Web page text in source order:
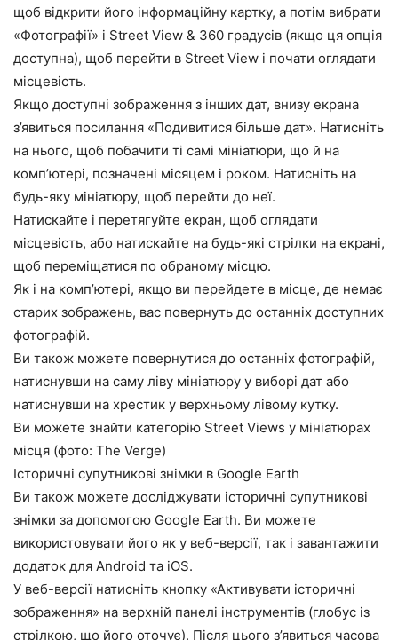
щоб відкрити його інформаційну картку, а потім вибрати
«Фотографії» і Street View & 360 градусів (якщо ця опція
доступна), щоб перейти в Street View і почати оглядати
місцевість.
Якщо доступні зображення з інших дат, внизу екрана
з’явиться посилання «Подивитися більше дат». Натисніть
на нього, щоб побачити ті самі мініатюри, що й на
комп’ютері, позначені місяцем і роком. Натисніть на
будь-яку мініатюру, щоб перейти до неї.
Натискайте і перетягуйте екран, щоб оглядати
місцевість, або натискайте на будь-які стрілки на екрані,
щоб переміщатися по обраному місцю.
Як і на комп’ютері, якщо ви перейдете в місце, де немає
старих зображень, вас повернуть до останніх доступних
фотографій.
Ви також можете повернутися до останніх фотографій,
натиснувши на саму ліву мініатюру у виборі дат або
натиснувши на хрестик у верхньому лівому кутку.
Ви можете знайти категорію Street Views у мініатюрах
місця (фото: The Verge)
Історичні супутникові знімки в Google Earth
Ви також можете досліджувати історичні супутникові
знімки за допомогою Google Earth. Ви можете
використовувати його як у веб-версії, так і завантажити
додаток для Android та iOS.
У веб-версії натисніть кнопку «Активувати історичні
зображення» на верхній панелі інструментів (глобус із
стрілкою, що його оточує). Після цього з’явиться часова